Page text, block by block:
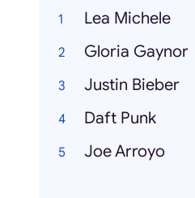
Lea Michele
Gloria Gaynor
Justin Bieber
Daft Punk
Joe Arroyo